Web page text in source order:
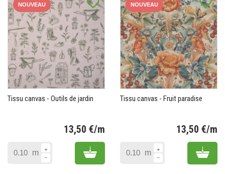
favorite_border
NOUVEAU
Tissu canvas - Outils de jardin
13,50 €/m
m Add to cart
favorite_border
NOUVEAU
Tissu canvas - Fruit paradise
13,50 €/m
m Add